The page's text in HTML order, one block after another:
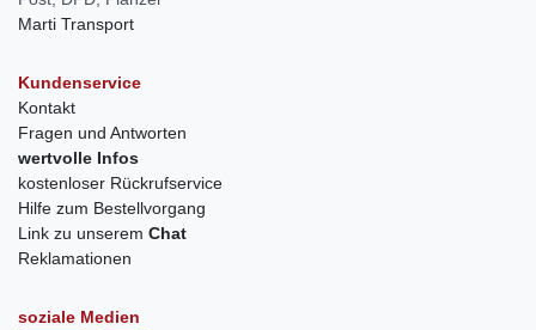
Marti Transport
Kundenservice
Kontakt
Fragen und Antworten
wertvolle Infos
kostenloser Rückrufservice
Hilfe zum Bestellvorgang
Link zu unserem Chat
Reklamationen
soziale Medien